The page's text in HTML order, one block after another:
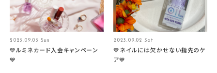
2023.09.03 Sun
💙ルミネカード入会キャンペーン
💙
2023.09.02 Sat
💙ネイルには欠かせない指先のケ
ア💙